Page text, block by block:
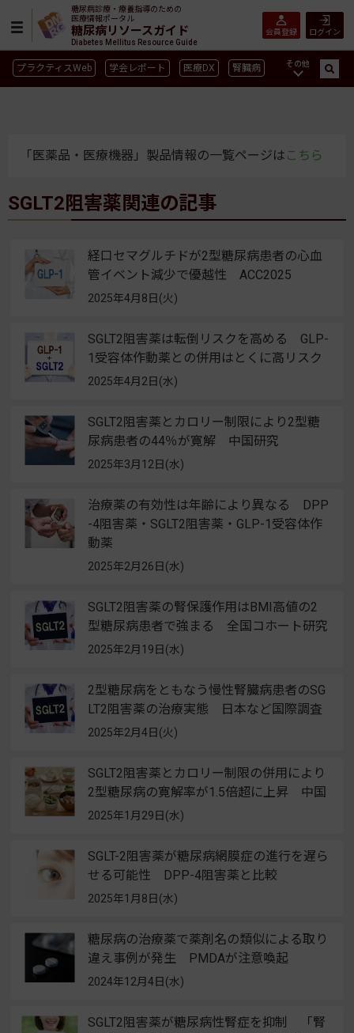
糖尿病診療・療養指導のための
医療情報ポータル
糖尿病リソースガイド
Diabetes Mellitus Resource Guide
ログイン
会員登録
プラクティスWeb 学会レポート 医療DX 腎臓病
インスリン製剤 薬物療法 食事療法 運動療法
その他
「医薬品・医療機器」製品情報の一覧ページは こちら
SGLT2阻害薬関連の記事
経口セマグルチドが2型糖尿病患者の心血
管イベント減少で優越性 ACC2025
2025年4月8日(火)
SGLT2阻害薬は転倒リスクを高める GLP-
1受容体作動薬との併用はとくに高リスク
2025年4月2日(水)
SGLT2阻害薬とカロリー制限により2型糖
尿病患者の44％が寛解 中国研究
2025年3月12日(水)
治療薬の有効性は年齢により異なる DPP
-4阻害薬・SGLT2阻害薬・GLP-1受容体作
動薬
2025年2月26日(水)
SGLT2阻害薬の腎保護作用はBMI高値の2
型糖尿病患者で強まる 全国コホート研究
2025年2月19日(水)
2型糖尿病をともなう慢性腎臓病患者のSG
LT2阻害薬の治療実態 日本など国際調査
2025年2月4日(火)
SGLT2阻害薬とカロリー制限の併用により
2型糖尿病の寛解率が1.5倍超に上昇 中国
2025年1月29日(水)
SGLT-2阻害薬が糖尿病網膜症の進行を遅ら
せる可能性 DPP-4阻害薬と比較
2025年1月8日(水)
糖尿病の治療薬で薬剤名の類似による取り
違え事例が発生 PMDAが注意喚起
2024年12月4日(水)
SGLT2阻害薬が糖尿病性腎症を抑制 「腎